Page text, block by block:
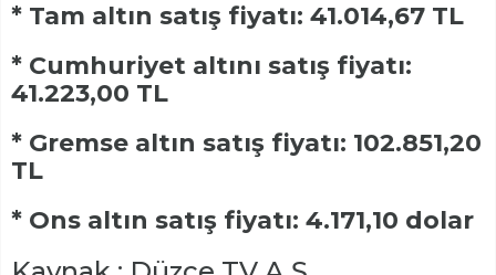
* Tam altın satış fiyatı: 41.014,67 TL
* Cumhuriyet altını satış fiyatı:
41.223,00 TL
* Gremse altın satış fiyatı: 102.851,20
TL
* Ons altın satış fiyatı: 4.171,10 dolar